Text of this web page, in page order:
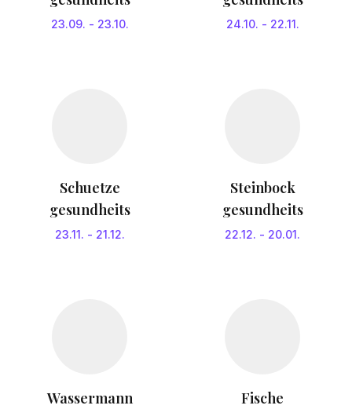
23.09. - 23.10. 24.10. - 22.11.
Schuetze
gesundheits
23.11. - 21.12.
Steinbock
gesundheits
22.12. - 20.01.
Wassermann Fische